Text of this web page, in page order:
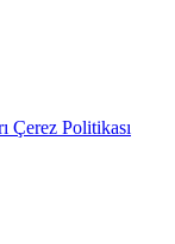
Çerez Politikası